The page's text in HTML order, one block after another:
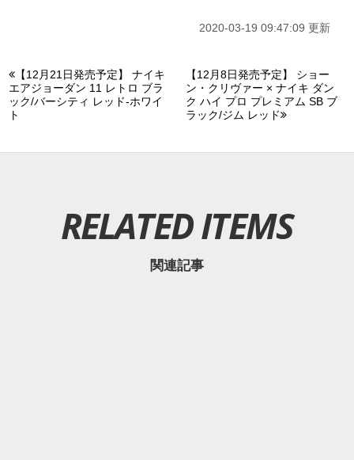
2020-03-19 09:47:09 更新
【12月21日発売予定】 ナイキ
エアジョーダン 11 レトロ ブラ
ック/バーシティ レッド-ホワイ
ト
【12月8日発売予定】 ショー
ン・クリヴァー × ナイキ ダン
ク ハイ プロ プレミアム SB ブ
ラック/ジム レッド
RELATED ITEMS
関連記事